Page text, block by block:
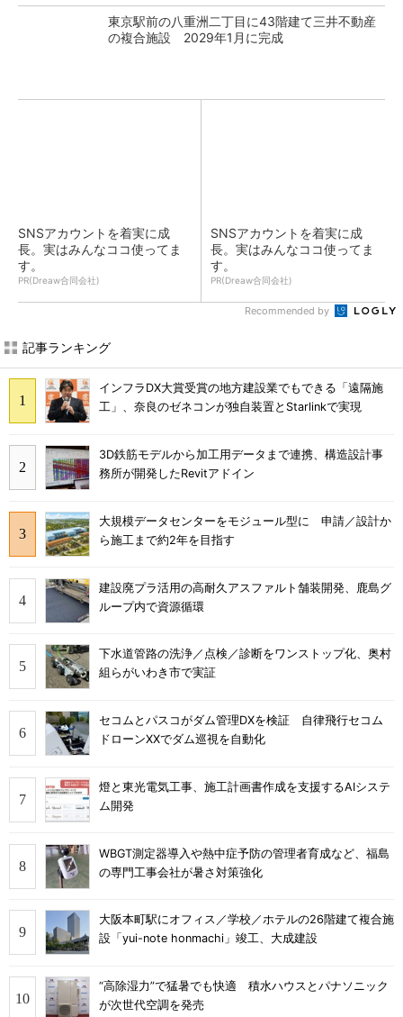
東京駅前の八重洲二丁目に43階建て三井不動産
の複合施設 2029年1月に完成
SNSアカウントを着実に成
長。実はみんなココ使ってま
す。
PR(Dreaw合同会社)
SNSアカウントを着実に成
長。実はみんなココ使ってま
す。
PR(Dreaw合同会社)
Recommended by
記事ランキング
インフラDX大賞受賞の地方建設業でもできる「遠隔施
工」、奈良のゼネコンが独自装置とStarlinkで実現
3D鉄筋モデルから加工用データまで連携、構造設計事
務所が開発したRevitアドイン
大規模データセンターをモジュール型に 申請／設計か
ら施工まで約2年を目指す
建設廃プラ活用の高耐久アスファルト舗装開発、鹿島グ
ループ内で資源循環
下水道管路の洗浄／点検／診断をワンストップ化、奥村
組らがいわき市で実証
セコムとパスコがダム管理DXを検証 自律飛行セコム
ドローンXXでダム巡視を自動化
燈と東光電気工事、施工計画書作成を支援するAIシステ
ム開発
WBGT測定器導入や熱中症予防の管理者育成など、福島
の専門工事会社が暑さ対策強化
大阪本町駅にオフィス／学校／ホテルの26階建て複合施
設「yui-note honmachi」竣工、大成建設
“高除湿力”で猛暑でも快適 積水ハウスとパナソニック
が次世代空調を発売